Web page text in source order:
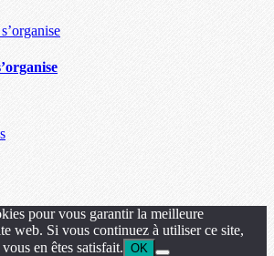
pour vous garantir la meilleure
web. Si vous continuez à utiliser ce site,
en êtes satisfait. OK